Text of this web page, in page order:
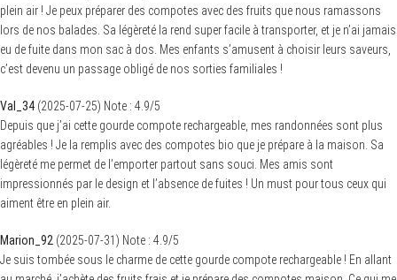
plein air ! Je peux préparer des compotes avec des fruits que nous ramassons
lors de nos balades. Sa légèreté la rend super facile à transporter, et je n’ai jamais
eu de fuite dans mon sac à dos. Mes enfants s’amusent à choisir leurs saveurs,
c’est devenu un passage obligé de nos sorties familiales !
Val_34 (2025-07-25) Note : 4.9/5
Depuis que j’ai cette gourde compote rechargeable, mes randonnées sont plus
agréables ! Je la remplis avec des compotes bio que je prépare à la maison. Sa
légèreté me permet de l’emporter partout sans souci. Mes amis sont
impressionnés par le design et l’absence de fuites ! Un must pour tous ceux qui
aiment être en plein air.
Marion_92 (2025-07-31) Note : 4.9/5
Je suis tombée sous le charme de cette gourde compote rechargeable ! En allant